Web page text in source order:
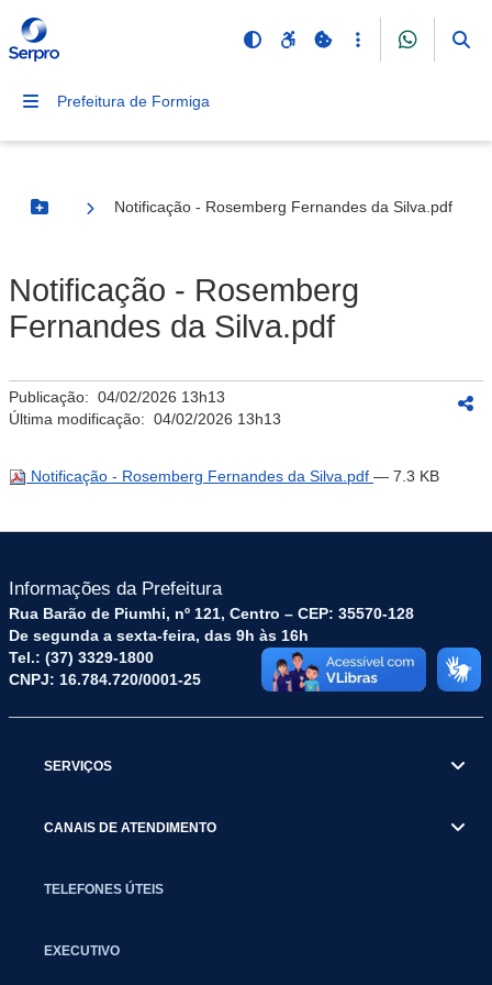
Prefeitura de Formiga
Botão Menu
Notificação - Rosemberg Fernandes da Silva.pdf
Notificação - Rosemberg
Fernandes da Silva.pdf
Publicação: 04/02/2026 13h13
Última modificação: 04/02/2026 13h13
Notificação - Rosemberg Fernandes da Silva.pdf — 7.3 KB
Informações da Prefeitura
Rua Barão de Piumhi, nº 121, Centro – CEP: 35570-128
De segunda a sexta-feira, das 9h às 16h
Tel.: (37) 3329-1800
CNPJ: 16.784.720/0001-25
SERVIÇOS
CANAIS DE ATENDIMENTO
TELEFONES ÚTEIS
EXECUTIVO